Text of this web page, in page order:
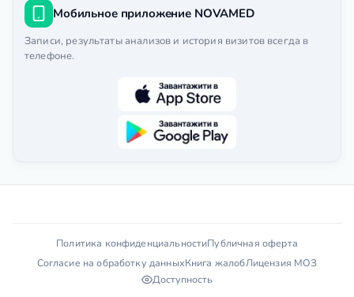
Мобильное приложение NOVAMED
Записи, результаты анализов и история визитов всегда в
телефоне.
Политика конфиденциальностиПубличная оферта
Согласие на обработку данныхКнига жалобЛицензия МОЗ
Доступность